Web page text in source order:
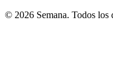
© 2026 Semana. Todos los